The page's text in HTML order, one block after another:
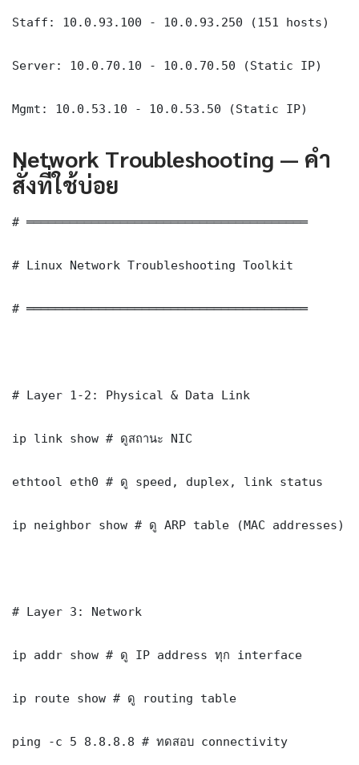
Staff: 10.0.93.100 - 10.0.93.250 (151 hosts)
Server: 10.0.70.10 - 10.0.70.50 (Static IP)
Mgmt: 10.0.53.10 - 10.0.53.50 (Static IP)
Network Troubleshooting — คำ
สั่งที่ใช้บ่อย
# ═══════════════════════════════════════
# Linux Network Troubleshooting Toolkit
# ═══════════════════════════════════════
# Layer 1-2: Physical & Data Link
ip link show # ดูสถานะ NIC
ethtool eth0 # ดู speed, duplex, link status
ip neighbor show # ดู ARP table (MAC addresses)
# Layer 3: Network
ip addr show # ดู IP address ทุก interface
ip route show # ดู routing table
ping -c 5 8.8.8.8 # ทดสอบ connectivity